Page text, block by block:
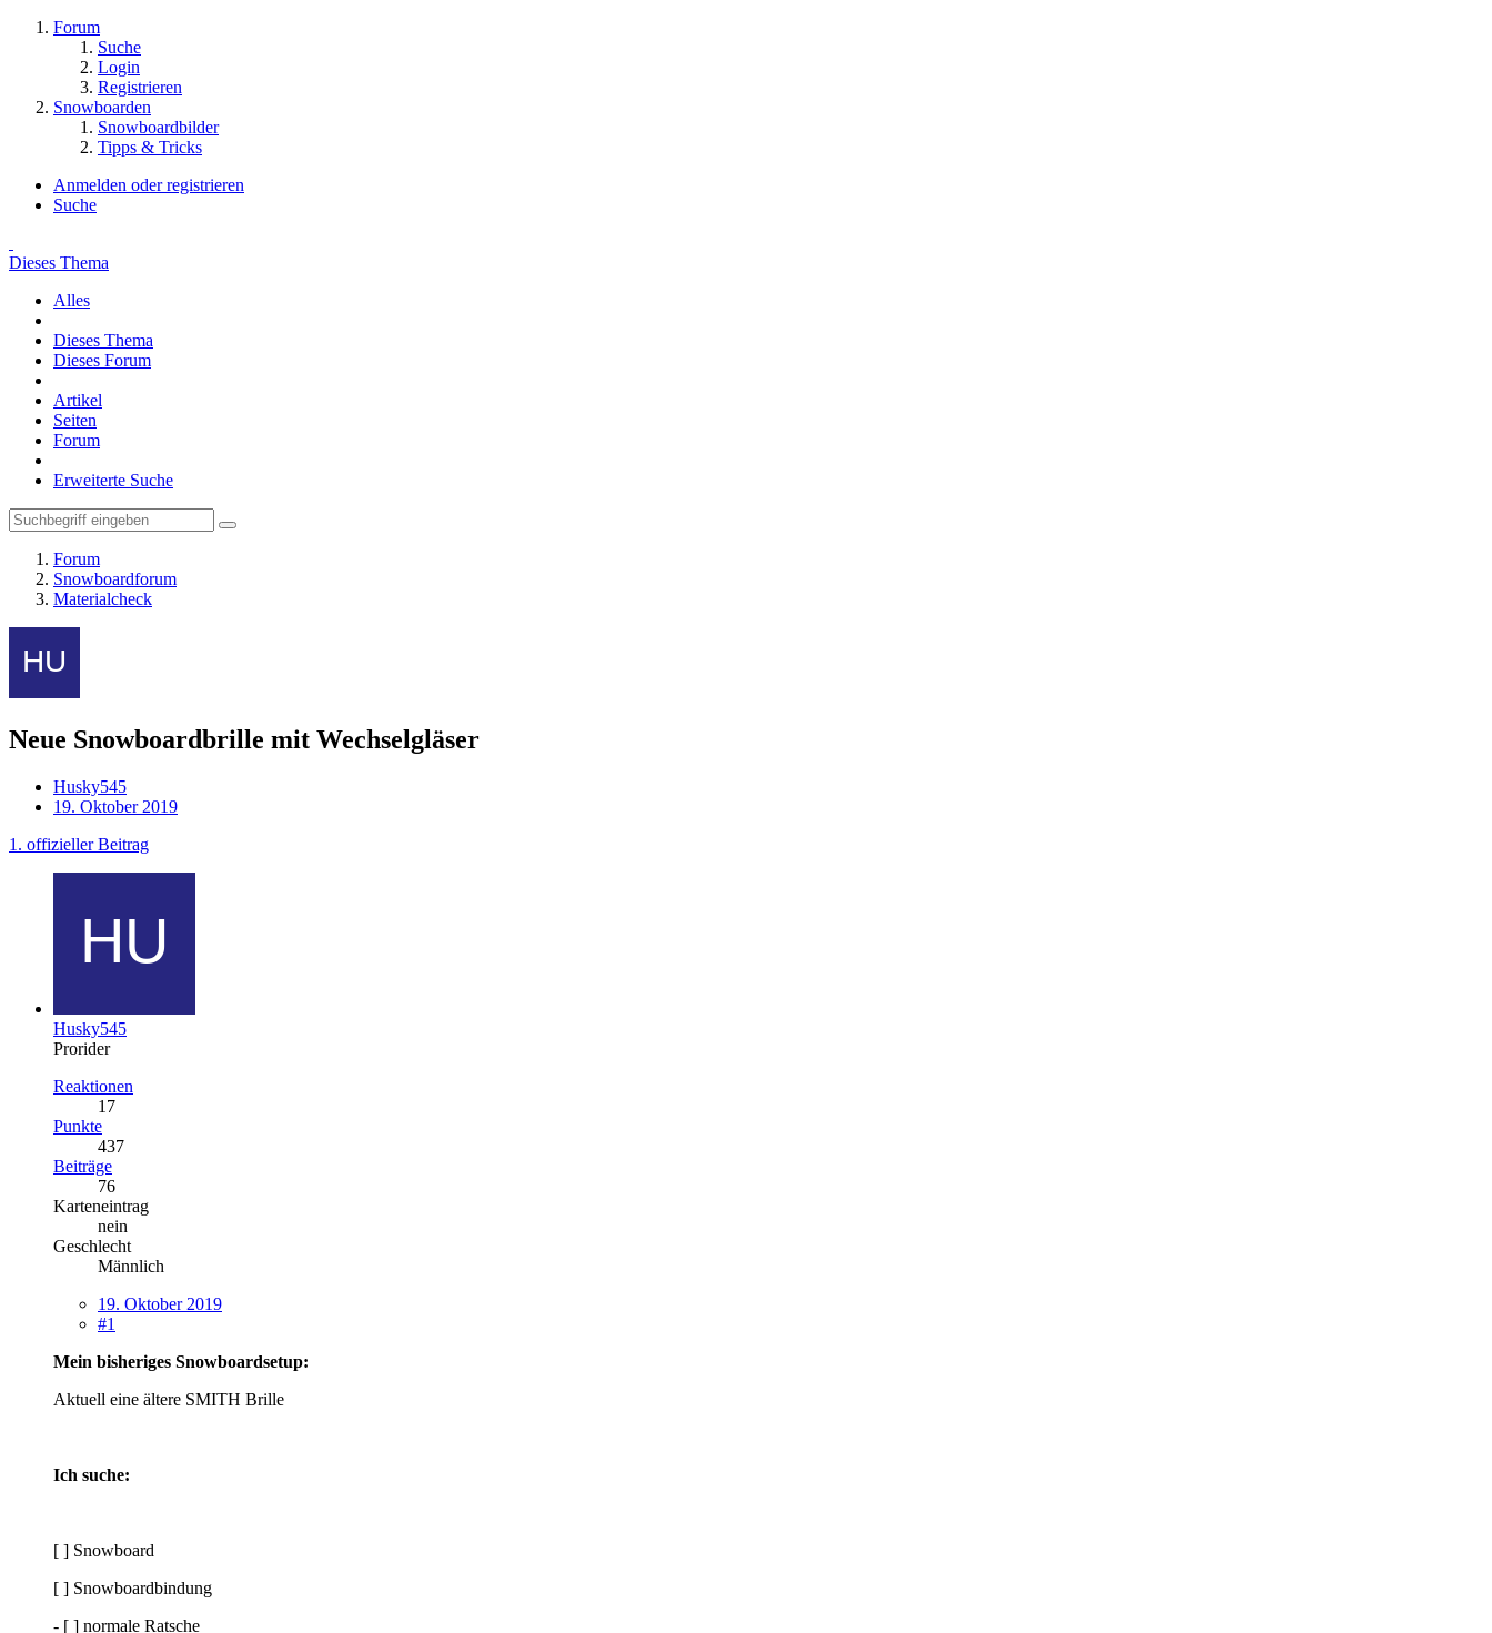
Forum
Suche
Login
Registrieren
Snowboarden
Snowboardbilder
Tipps & Tricks
Anmelden oder registrieren
Suche
Dieses Thema
Alles
Dieses Thema
Dieses Forum
Artikel
Seiten
Forum
Erweiterte Suche
Forum
Snowboardforum
Materialcheck
Neue Snowboardbrille mit Wechselgläser
Husky545
19. Oktober 2019
1. offizieller Beitrag
Husky545
Prorider
Reaktionen
17
Punkte
437
Beiträge
76
Karteneintrag
nein
Geschlecht
Männlich
19. Oktober 2019
#1
Mein bisheriges Snowboardsetup:
Aktuell eine ältere SMITH Brille
Ich suche:
[ ] Snowboard
[ ] Snowboardbindung
- [ ] normale Ratsche